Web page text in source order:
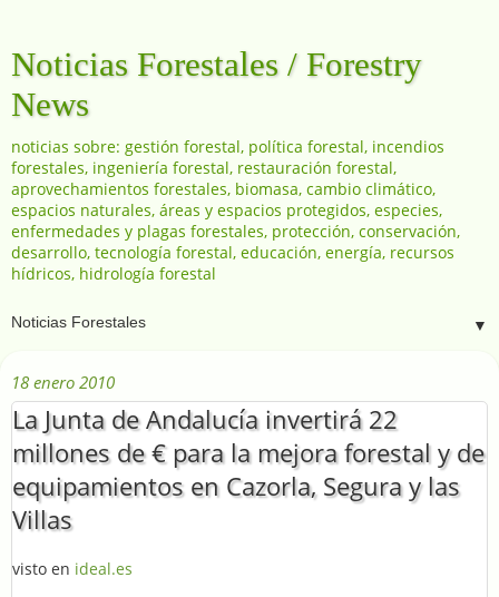
Noticias Forestales / Forestry
News
noticias sobre: gestión forestal, política forestal, incendios
forestales, ingeniería forestal, restauración forestal,
aprovechamientos forestales, biomasa, cambio climático,
espacios naturales, áreas y espacios protegidos, especies,
enfermedades y plagas forestales, protección, conservación,
desarrollo, tecnología forestal, educación, energía, recursos
hídricos, hidrología forestal
▼
18 enero 2010
La Junta de Andalucía invertirá 22
millones de € para la mejora forestal y de
equipamientos en Cazorla, Segura y las
Villas
visto en ideal.es